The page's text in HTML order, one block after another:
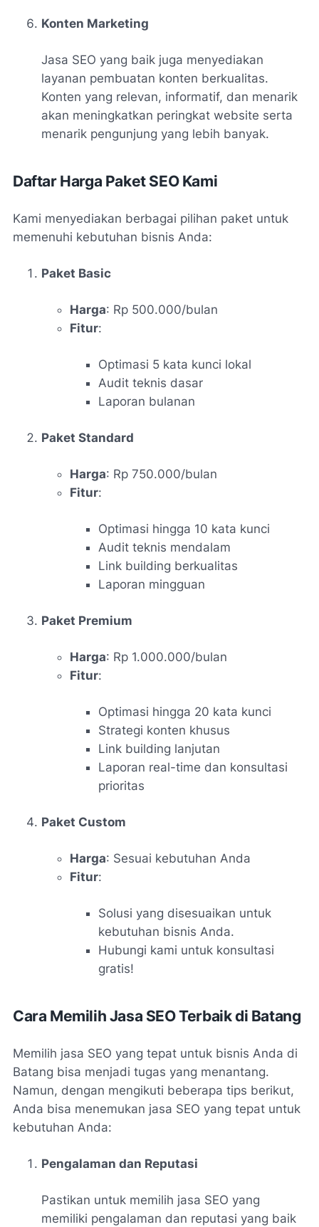
Konten Marketing
Jasa SEO yang baik juga menyediakan
layanan pembuatan konten berkualitas.
Konten yang relevan, informatif, dan menarik
akan meningkatkan peringkat website serta
menarik pengunjung yang lebih banyak.
Daftar Harga Paket SEO Kami
Kami menyediakan berbagai pilihan paket untuk
memenuhi kebutuhan bisnis Anda:
Paket Basic
Harga: Rp 500.000/bulan
Fitur:
Optimasi 5 kata kunci lokal
Audit teknis dasar
Laporan bulanan
Paket Standard
Harga: Rp 750.000/bulan
Fitur:
Optimasi hingga 10 kata kunci
Audit teknis mendalam
Link building berkualitas
Laporan mingguan
Paket Premium
Harga: Rp 1.000.000/bulan
Fitur:
Optimasi hingga 20 kata kunci
Strategi konten khusus
Link building lanjutan
Laporan real-time dan konsultasi
prioritas
Paket Custom
Harga: Sesuai kebutuhan Anda
Fitur:
Solusi yang disesuaikan untuk
kebutuhan bisnis Anda.
Hubungi kami untuk konsultasi
gratis!
Cara Memilih Jasa SEO Terbaik di Batang
Memilih jasa SEO yang tepat untuk bisnis Anda di
Batang bisa menjadi tugas yang menantang.
Namun, dengan mengikuti beberapa tips berikut,
Anda bisa menemukan jasa SEO yang tepat untuk
kebutuhan Anda:
Pengalaman dan Reputasi
Pastikan untuk memilih jasa SEO yang
memiliki pengalaman dan reputasi yang baik